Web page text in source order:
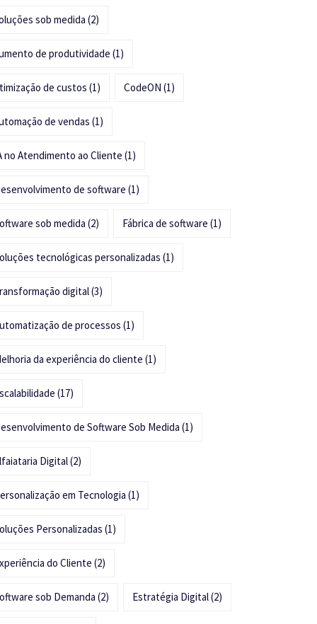
sob medida (2)
de produtividade (1)
de custos (1) CodeON (1)
de vendas (1)
no Atendimento ao Cliente (1)
de software (1)
sob medida (2) Fábrica de software (1)
tecnológicas personalizadas (1)
digital(3)
de processos (1)
da experiência do cliente (1)
(17)
de Software Sob Medida (1)
Digital(2)
em Tecnologia (1)
Personalizadas (1)
do Cliente (2)
sob Demanda (2) Estratégia Digital(2)